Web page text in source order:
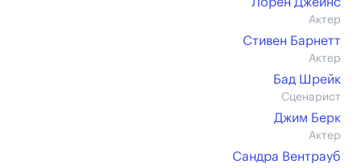
Актер
Стивен Барнетт
Актер
Бад Шрейк
Сценарист
Джим Берк
Актер
Сандра Вентрауб